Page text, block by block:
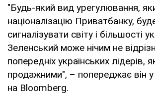
"Будь-який вид урегулювання,
націоналізацію Приватбанку,
сигналізувати світу і більшості
Зеленський може нічим не
попередніх українських лідерів,
продажними", – попереджає він у
на Bloomberg.